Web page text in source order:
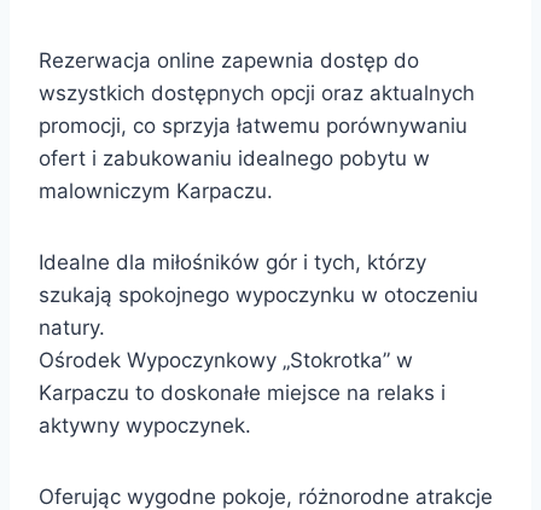
Rezerwacja online zapewnia dostęp do
wszystkich dostępnych opcji oraz aktualnych
promocji, co sprzyja łatwemu porównywaniu
ofert i zabukowaniu idealnego pobytu w
malowniczym Karpaczu.
Idealne dla miłośników gór i tych, którzy
szukają spokojnego wypoczynku w otoczeniu
natury.
Ośrodek Wypoczynkowy „Stokrotka” w
Karpaczu to doskonałe miejsce na relaks i
aktywny wypoczynek.
Oferując wygodne pokoje, różnorodne atrakcje